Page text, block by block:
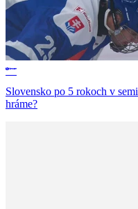
Slovensko po 5 rokoch v
hráme?